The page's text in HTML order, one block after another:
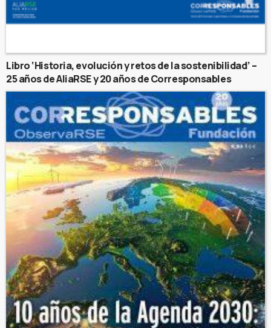
Libro ‘Historia, evolución y retos de la sostenibilidad’ –
25 años de AliaRSE y 20 años de Corresponsables